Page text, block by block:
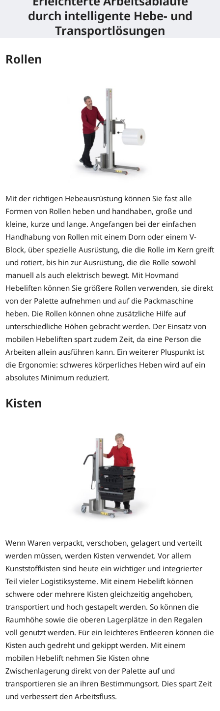
durch intelligente Hebe- und
Transportlösungen
Rollen
Mit der richtigen Hebeausrüstung können Sie fast alle
Formen von Rollen heben und handhaben, große und
kleine, kurze und lange. Angefangen bei der einfachen
Handhabung von Rollen mit einem Dorn oder einem V-
Block, über spezielle Ausrüstung, die die Rolle im Kern greift
und rotiert, bis hin zur Ausrüstung, die die Rolle sowohl
manuell als auch elektrisch bewegt. Mit Hovmand
Hebeliften können Sie größere Rollen verwenden, sie direkt
von der Palette aufnehmen und auf die Packmaschine
heben. Die Rollen können ohne zusätzliche Hilfe auf
unterschiedliche Höhen gebracht werden. Der Einsatz von
mobilen Hebeliften spart zudem Zeit, da eine Person die
Arbeiten allein ausführen kann. Ein weiterer Pluspunkt ist
die Ergonomie: schweres körperliches Heben wird auf ein
absolutes Minimum reduziert.
Kisten
Wenn Waren verpackt, verschoben, gelagert und verteilt
werden müssen, werden Kisten verwendet. Vor allem
Kunststoffkisten sind heute ein wichtiger und integrierter
Teil vieler Logistiksysteme. Mit einem Hebelift können
schwere oder mehrere Kisten gleichzeitig angehoben,
transportiert und hoch gestapelt werden. So können die
Raumhöhe sowie die oberen Lagerplätze in den Regalen
voll genutzt werden. Für ein leichteres Entleeren können die
Kisten auch gedreht und gekippt werden. Mit einem
mobilen Hebelift nehmen Sie Kisten ohne
Zwischenlagerung direkt von der Palette auf und
transportieren sie an ihren Bestimmungsort. Dies spart Zeit
und verbessert den Arbeitsfluss.